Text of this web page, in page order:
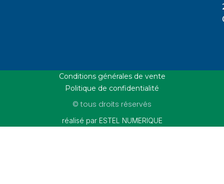
Conditions générales de vente
Politique de confidentialité
© tous droits réservés
réalisé par ESTEL NUMERIQUE